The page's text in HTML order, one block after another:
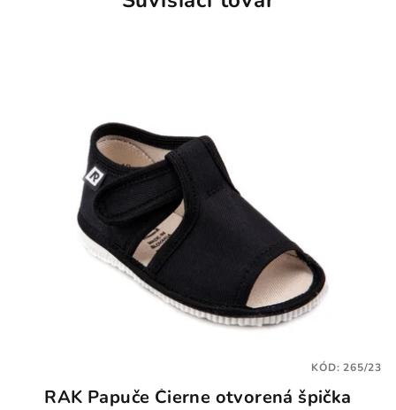
RAK Papuče Čierne otvorená špička
KÓD:265/23